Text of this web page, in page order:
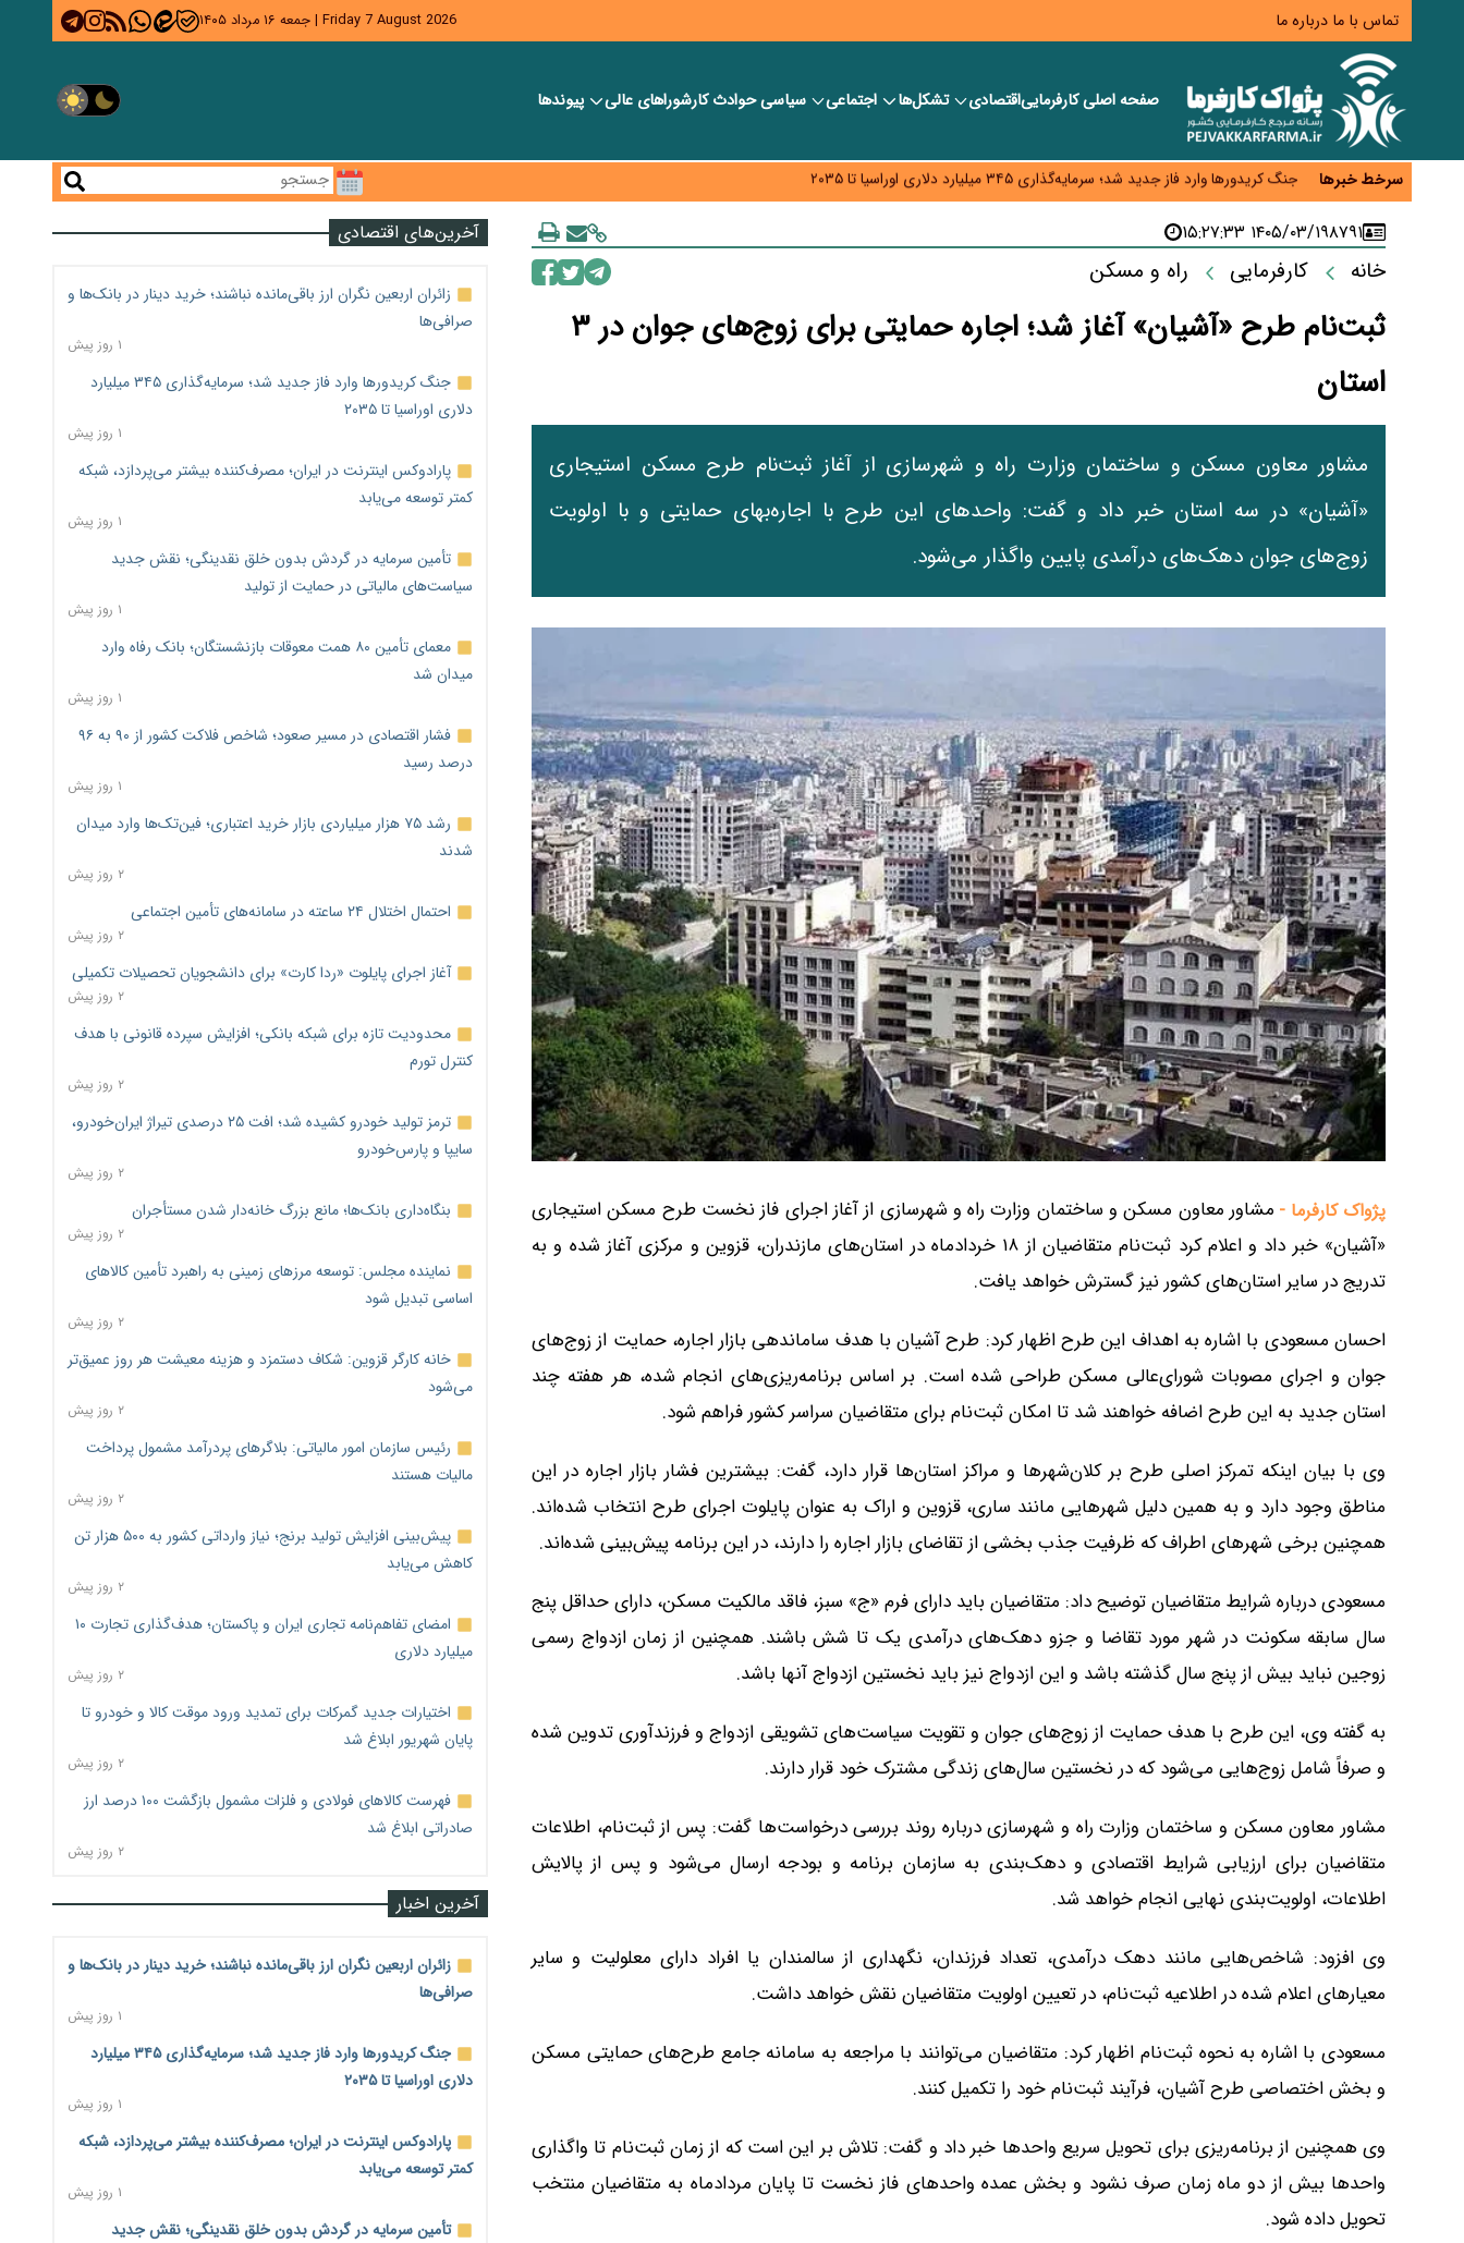
تماس با ما درباره ما Friday 7 August 2026
| جمعه ۱۶ مرداد ۱۴۰۵
صفحه اصلیکارفرماییاقتصادی تشکل‌ها اجتماعی سیاسیحوادث کارشورا‎های عالی پیوندها
سرخط خبرها
زائران اربعین نگران ارز باقی‌مانده نباشند؛ خرید دینار در بانک‌ها و صرافی‌ها
جنگ کریدورها وارد فاز جدید شد؛ سرمایه‌گذاری ۳۴۵ میلیارد دلاری اوراسیا تا ۲۰۳۵
پارادوکس اینترنت در ایران؛ مصرف‌کننده بیشتر می‌پردازد، شبکه کمتر توسعه می‌یابد
تأمین سرمایه در گردش بدون خلق نقدینگی؛ نقش جدید سیاست‌های مالیاتی در حمایت از تولید
معمای تأمین ۸۰ همت معوقات بازنشستگان؛ بانک رفاه وارد میدان شد
۸۷۹۱۱۴۰۵/۰۳/۱۹ ۱۵:۲۷:۳۳
خانه کارفرمایی راه و مسکن
ثبت‌نام طرح «آشیان» آغاز شد؛ اجاره حمایتی برای زوج‌های جوان در ۳
استان
مشاور معاون مسکن و ساختمان وزارت راه و شهرسازی از آغاز ثبت‌نام طرح مسکن استیجاری
«آشیان» در سه استان خبر داد و گفت: واحدهای این طرح با اجاره‌بهای حمایتی و با اولویت
زوج‌های جوان دهک‌های درآمدی پایین واگذار می‌شود.
پژواک کارفرما - مشاور معاون مسکن و ساختمان وزارت راه و شهرسازی از آغاز اجرای فاز نخست طرح مسکن استیجاری
«آشیان» خبر داد و اعلام کرد ثبت‌نام متقاضیان از ۱۸ خردادماه در استان‌های مازندران، قزوین و مرکزی آغاز شده و به
تدریج در سایر استان‌های کشور نیز گسترش خواهد یافت.
احسان مسعودی با اشاره به اهداف این طرح اظهار کرد: طرح آشیان با هدف ساماندهی بازار اجاره، حمایت از زوج‌های
جوان و اجرای مصوبات شورای‌عالی مسکن طراحی شده است. بر اساس برنامه‌ریزی‌های انجام شده، هر هفته چند
استان جدید به این طرح اضافه خواهند شد تا امکان ثبت‌نام برای متقاضیان سراسر کشور فراهم شود.
وی با بیان اینکه تمرکز اصلی طرح بر کلان‌شهرها و مراکز استان‌ها قرار دارد، گفت: بیشترین فشار بازار اجاره در این
مناطق وجود دارد و به همین دلیل شهرهایی مانند ساری، قزوین و اراک به عنوان پایلوت اجرای طرح انتخاب شده‌اند.
همچنین برخی شهرهای اطراف که ظرفیت جذب بخشی از تقاضای بازار اجاره را دارند، در این برنامه پیش‌بینی شده‌اند.
مسعودی درباره شرایط متقاضیان توضیح داد: متقاضیان باید دارای فرم «ج» سبز، فاقد مالکیت مسکن، دارای حداقل پنج
سال سابقه سکونت در شهر مورد تقاضا و جزو دهک‌های درآمدی یک تا شش باشند. همچنین از زمان ازدواج رسمی
زوجین نباید بیش از پنج سال گذشته باشد و این ازدواج نیز باید نخستین ازدواج آنها باشد.
به گفته وی، این طرح با هدف حمایت از زوج‌های جوان و تقویت سیاست‌های تشویقی ازدواج و فرزندآوری تدوین شده
و صرفاً شامل زوج‌هایی می‌شود که در نخستین سال‌های زندگی مشترک خود قرار دارند.
مشاور معاون مسکن و ساختمان وزارت راه و شهرسازی درباره روند بررسی درخواست‌ها گفت: پس از ثبت‌نام، اطلاعات
متقاضیان برای ارزیابی شرایط اقتصادی و دهک‌بندی به سازمان برنامه و بودجه ارسال می‌شود و پس از پالایش
اطلاعات، اولویت‌بندی نهایی انجام خواهد شد.
وی افزود: شاخص‌هایی مانند دهک درآمدی، تعداد فرزندان، نگهداری از سالمندان یا افراد دارای معلولیت و سایر
معیارهای اعلام شده در اطلاعیه ثبت‌نام، در تعیین اولویت متقاضیان نقش خواهد داشت.
مسعودی با اشاره به نحوه ثبت‌نام اظهار کرد: متقاضیان می‌توانند با مراجعه به سامانه جامع طرح‌های حمایتی مسکن
و بخش اختصاصی طرح آشیان، فرآیند ثبت‌نام خود را تکمیل کنند.
وی همچنین از برنامه‌ریزی برای تحویل سریع واحدها خبر داد و گفت: تلاش بر این است که از زمان ثبت‌نام تا واگذاری
واحدها بیش از دو ماه زمان صرف نشود و بخش عمده واحدهای فاز نخست تا پایان مردادماه به متقاضیان منتخب
تحویل داده شود.
آخرین‌های اقتصادی
زائران اربعین نگران ارز باقی‌مانده نباشند؛ خرید دینار در بانک‌ها و
صرافی‌ها
۱ روز پیش
جنگ کریدورها وارد فاز جدید شد؛ سرمایه‌گذاری ۳۴۵ میلیارد
دلاری اوراسیا تا ۲۰۳۵
۱ روز پیش
پارادوکس اینترنت در ایران؛ مصرف‌کننده بیشتر می‌پردازد، شبکه
کمتر توسعه می‌یابد
۱ روز پیش
تأمین سرمایه در گردش بدون خلق نقدینگی؛ نقش جدید
سیاست‌های مالیاتی در حمایت از تولید
۱ روز پیش
معمای تأمین ۸۰ همت معوقات بازنشستگان؛ بانک رفاه وارد
میدان شد
۱ روز پیش
فشار اقتصادی در مسیر صعود؛ شاخص فلاکت کشور از ۹۰ به ۹۶
درصد رسید
۱ روز پیش
رشد ۷۵ هزار میلیاردی بازار خرید اعتباری؛ فین‌تک‌ها وارد میدان
شدند
۲ روز پیش
احتمال اختلال ۲۴ ساعته در سامانه‌های تأمین اجتماعی
۲ روز پیش
آغاز اجرای پایلوت «ردا کارت» برای دانشجویان تحصیلات تکمیلی
۲ روز پیش
محدودیت تازه برای شبکه بانکی؛ افزایش سپرده قانونی با هدف
کنترل تورم
۲ روز پیش
ترمز تولید خودرو کشیده شد؛ افت ۲۵ درصدی تیراژ ایران‌خودرو،
سایپا و پارس‌خودرو
۲ روز پیش
بنگاه‌داری بانک‌ها؛ مانع بزرگ خانه‌دار شدن مستأجران
۲ روز پیش
نماینده مجلس: توسعه مرزهای زمینی به راهبرد تأمین کالاهای
اساسی تبدیل شود
۲ روز پیش
خانه کارگر قزوین: شکاف دستمزد و هزینه معیشت هر روز عمیق‌تر
می‌شود
۲ روز پیش
رئیس سازمان امور مالیاتی: بلاگرهای پردرآمد مشمول پرداخت
مالیات هستند
۲ روز پیش
پیش‌بینی افزایش تولید برنج؛ نیاز وارداتی کشور به ۵۰۰ هزار تن
کاهش می‌یابد
۲ روز پیش
امضای تفاهم‌نامه تجاری ایران و پاکستان؛ هدف‌گذاری تجارت ۱۰
میلیارد دلاری
۲ روز پیش
اختیارات جدید گمرکات برای تمدید ورود موقت کالا و خودرو تا
پایان شهریور ابلاغ شد
۲ روز پیش
فهرست کالاهای فولادی و فلزات مشمول بازگشت ۱۰۰ درصد ارز
صادراتی ابلاغ شد
۲ روز پیش
آخرین اخبار
زائران اربعین نگران ارز باقی‌مانده نباشند؛ خرید دینار در بانک‌ها و
صرافی‌ها
۱ روز پیش
جنگ کریدورها وارد فاز جدید شد؛ سرمایه‌گذاری ۳۴۵ میلیارد
دلاری اوراسیا تا ۲۰۳۵
۱ روز پیش
پارادوکس اینترنت در ایران؛ مصرف‌کننده بیشتر می‌پردازد، شبکه
کمتر توسعه می‌یابد
۱ روز پیش
تأمین سرمایه در گردش بدون خلق نقدینگی؛ نقش جدید